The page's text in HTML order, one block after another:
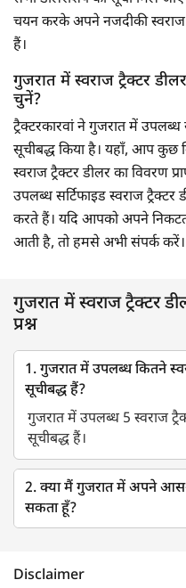
चयन करके अपने नजदीकी स्वराज
हैं।
गुजरात में स्वराज ट्रैक्टर
चुनें?
ट्रैक्टरकारवां ने गुजरात में उपलब्ध
सूचीबद्ध किया है। यहाँ, आप
स्वराज ट्रैक्टर डीलर का विवरण
उपलब्ध सर्टिफाइड स्वराज
करते हैं। यदि आपको अपने
आती है, तो हमसे अभी संपर्क करें।
गुजरात में स्वराज ट्रैक्टर
प्रश्न
1. गुजरात में उपलब्ध कितने
सूचीबद्ध हैं?
गुजरात में उपलब्ध 5 स्वराज
सूचीबद्ध हैं।
2. क्या मैं गुजरात में अपने आस-
सकता हूँ?
Disclaimer